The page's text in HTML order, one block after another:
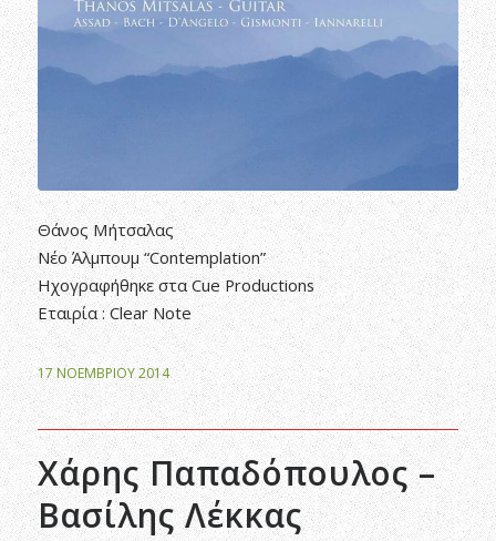
Θάνος Μήτσαλας
Νέο Άλμπουμ “Contemplation”
Ηχογραφήθηκε στα Cue Productions
Εταιρία : Clear Note
17 ΝΟΕΜΒΡΊΟΥ 2014
Χάρης Παπαδόπουλος –
Βασίλης Λέκκας